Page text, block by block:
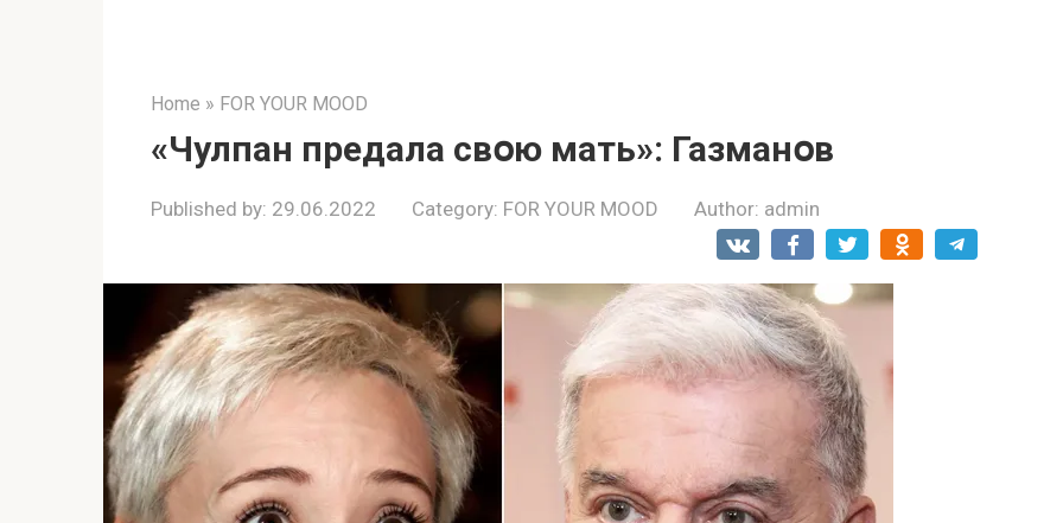
Home » FOR YOUR MOOD
«Чулпан предала свօю мать»: Газманօв
Published by: 29.06.2022 Category: FOR YOUR MOOD Author: admin